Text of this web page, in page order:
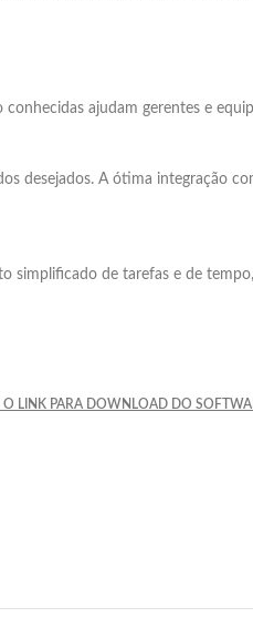
ajudam gerentes e
desejados. A ótima integração
simplificado de tarefas e de
LINK PARA DOWNLOAD DO